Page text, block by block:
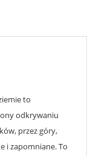
to
odkrywaniu
przez góry,
i zapomniane. To